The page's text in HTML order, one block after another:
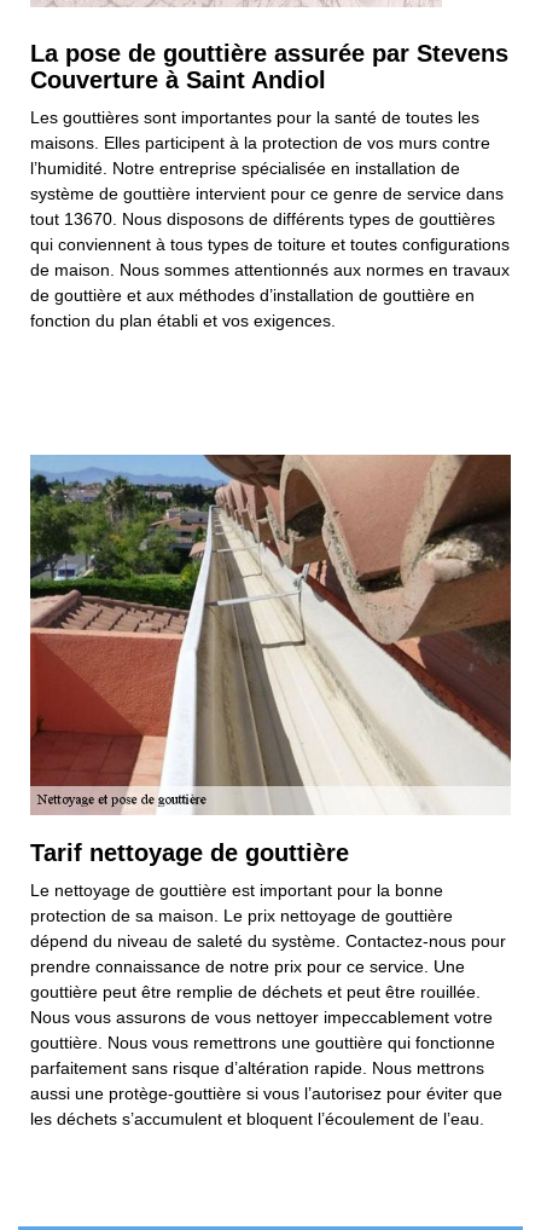
La pose de gouttière assurée par Stevens
Couverture à Saint Andiol
Les gouttières sont importantes pour la santé de toutes les
maisons. Elles participent à la protection de vos murs contre
l’humidité. Notre entreprise spécialisée en installation de
système de gouttière intervient pour ce genre de service dans
tout 13670. Nous disposons de différents types de gouttières
qui conviennent à tous types de toiture et toutes configurations
de maison. Nous sommes attentionnés aux normes en travaux
de gouttière et aux méthodes d’installation de gouttière en
fonction du plan établi et vos exigences.
Tarif nettoyage de gouttière
Le nettoyage de gouttière est important pour la bonne
protection de sa maison. Le prix nettoyage de gouttière
dépend du niveau de saleté du système. Contactez-nous pour
prendre connaissance de notre prix pour ce service. Une
gouttière peut être remplie de déchets et peut être rouillée.
Nous vous assurons de vous nettoyer impeccablement votre
gouttière. Nous vous remettrons une gouttière qui fonctionne
parfaitement sans risque d’altération rapide. Nous mettrons
aussi une protège-gouttière si vous l’autorisez pour éviter que
les déchets s’accumulent et bloquent l’écoulement de l’eau.